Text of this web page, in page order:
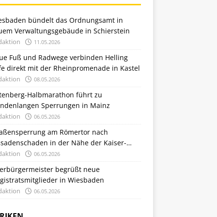
bündelt das Ordnungsamt in
Verwaltungsgebäude in Schierstein
11.05.2026
Fuß und Radwege verbinden Helling
direkt mit der Rheinpromenade in Kastel
08.05.2026
Halbmarathon führt zu
Sperrungen in Mainz
06.05.2026
am Römertor nach
in der Nähe der Kaiser-
Therme06.05.2026
begrüßt neue
in Wiesbaden
06.05.2026